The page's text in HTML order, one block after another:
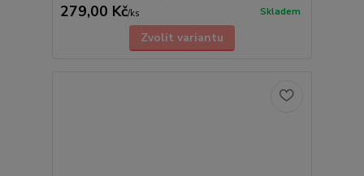
279,00 Kč/ks Skladem
Zvolit variantu